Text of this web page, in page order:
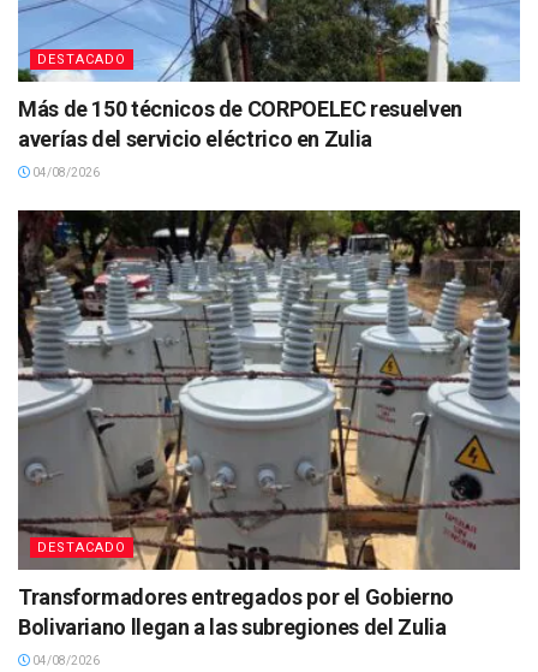
DESTACADO
Más de 150 técnicos de CORPOELEC resuelven
averías del servicio eléctrico en Zulia
04/08/2026
DESTACADO
Transformadores entregados por el Gobierno
Bolivariano llegan a las subregiones del Zulia
04/08/2026